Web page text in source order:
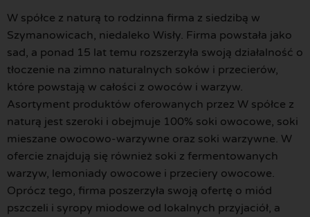
W spółce z naturą to rodzinna firma z siedzibą w
Szymanowicach, niedaleko Wisły. Firma powstała jako
sad, a ponad 15 lat temu rozszerzyła swoją działalność o
tłoczenie na zimno naturalnych soków i przecierów,
które powstają w całości z owoców i warzyw.
Asortyment produktów oferowanych przez W spółce z
naturą jest szeroki i obejmuje 100% soki owocowe, soki
mieszane owocowo-warzywne oraz soki warzywne. W
ofercie znajdują się również soki z fermentowanych
warzyw, lemoniady owocowe i przeciery owocowe.
Oprócz tego, firma poszerzyła swoją ofertę o miód
pszczeli i syropy miodowe od lokalnych przyjaciół, a